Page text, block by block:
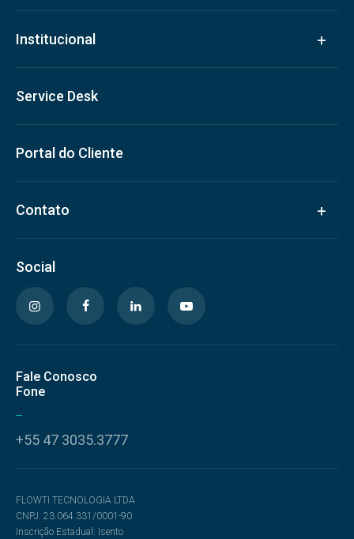
Institucional
Service Desk
Portal do Cliente
Contato
Social
Fale Conosco
Fone
+55 47 3035.3777
FLOWTI TECNOLOGIA LTDA
CNPJ: 23.064.331/0001-90
Inscrição Estadual: Isento